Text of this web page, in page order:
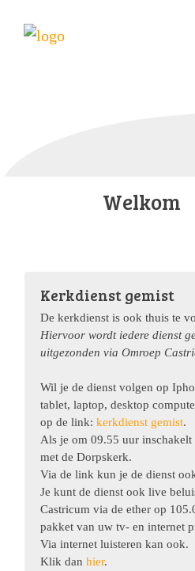
Welkom
Kerkdienst gemist
De kerkdienst is ook thuis te
Hiervoor wordt iedere dienst
uitgezonden via Omroep
Wil je de dienst volgen op
tablet, laptop, desktop
op de link: kerkdienst gemist.
Als je om 09.55 uur
met de Dorpskerk.
Via de link kun je de dienst
Je kunt de dienst ook live
Castricum via de ether op
pakket van uw tv- en internet
Via internet luisteren kan ook.
Klik dan hier.